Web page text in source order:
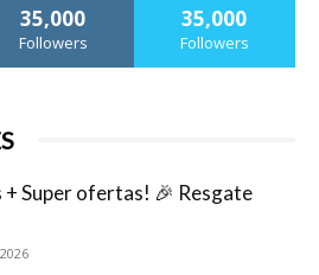
35,000
Followers
35,000
Followers
Super ofertas! 🎉 Resgate